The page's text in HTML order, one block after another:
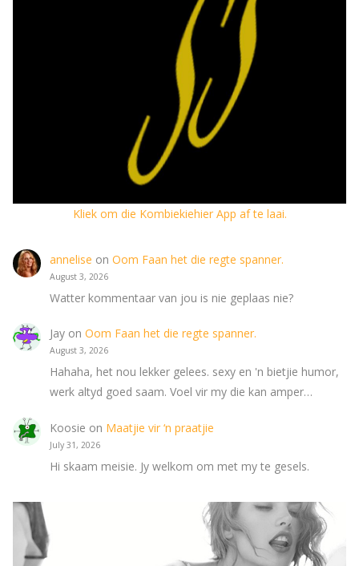
Kliek om die Kombiekiehier App af te laai.
annelise on Oom Faan het die regte spanner.
August 3, 2026
Watter kommentaar van jou is nie geplaas nie?
Jayon Oom Faan het die regte spanner.
August 3, 2026
Hahaha, het nou lekker gelees. sexy en 'n bietjie humor,
werk altyd goed saam. Voel vir my die kan amper…
Koosie on Maatjie vir ‘n praatjie
July 31, 2026
Hi skaam meisie. Jy welkom om met my te gesels.